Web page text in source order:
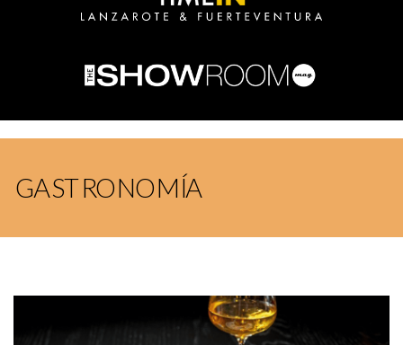
GASTRONOMÍA